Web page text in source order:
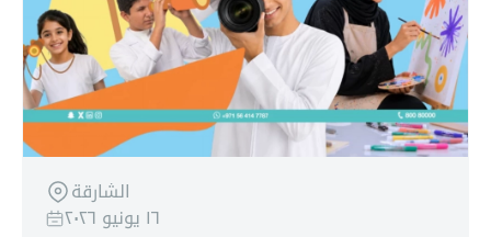
الشارقة
١٦ يونيو ٢٠٢٦